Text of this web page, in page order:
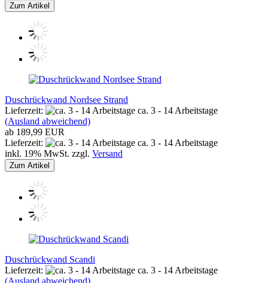
Zum Artikel
Duschrückwand Nordsee Strand
Lieferzeit:
ca. 3 - 14 Arbeitstage
(Ausland abweichend)
ab 189,99 EUR
Lieferzeit:
ca. 3 - 14 Arbeitstage
inkl. 19% MwSt. zzgl. Versand
Zum Artikel
Duschrückwand Scandi
Lieferzeit:
ca. 3 - 14 Arbeitstage